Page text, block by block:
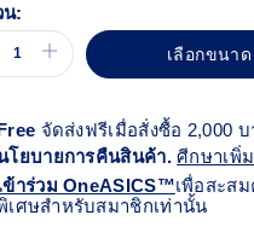
น:
เลือกขนาด
จัดส่งฟรีเมื่อสั่งซื้อ 2,000
โยบายการคืนสินค้า.ศีกษาเพิ่
ข้าร่วม OneASICS™เพื่อสะส
เศษสำหรับสมาชิกเท่านั้น